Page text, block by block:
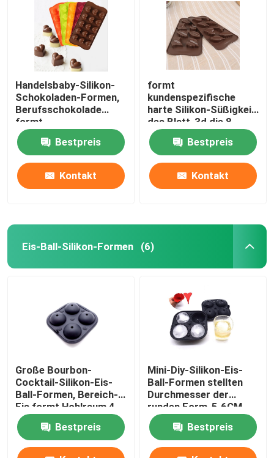
Handelsbaby-Silikon-
Schokoladen-Formen,
Berufsschokolade
formt
Nahrungsmittelgrad
Bestpreis
Kontakt
formt
kundenspezifische
harte Silikon-Süßigkeit
des Blatt-3d die 8
Hohlraum-leichte
einfache Reinigung
Bestpreis
Kontakt
Eis-Ball-Silikon-Formen (6)
Große Bourbon-
Cocktail-Silikon-Eis-
Ball-Formen, Bereich-
Eis formt Hohlraum 4
Bestpreis
Mini-Diy-Silikon-Eis-
Ball-Formen stellten
Durchmesser der
runden Form-5.6CM
für Getränke ein
Bestpreis